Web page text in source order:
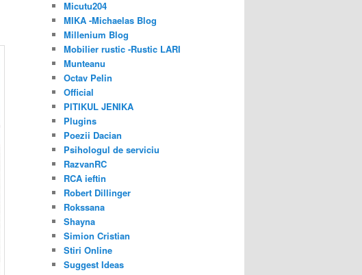
Micutu204
MIKA -Michaelas Blog
Millenium Blog
Mobilier rustic -Rustic LARI
Munteanu
Octav Pelin
Official
PITIKUL JENIKA
Plugins
Poezii Dacian
Psihologul de serviciu
RazvanRC
RCA ieftin
Robert Dillinger
Rokssana
Shayna
Simion Cristian
Stiri Online
Suggest Ideas